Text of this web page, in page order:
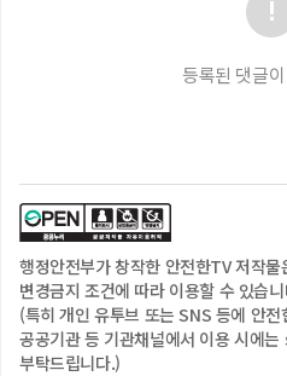
⑤위험할 땐 큰소리로 주변에 도
위험은 예방할 수 있는 법!
▶ 안전한TV 홈페이지 https://
▶ 안전한TV 인스타그램
https://
▶ 안전한TV 카카오TV
http://tv.kakao.com/
▶ 안전한TV 네이버TV
등록된 댓글
행정안전부가 창작한 안전한TV 저작
변경금지 조건에 따라 이용할 수 있습
(특히 개인 유투브 또는 SNS 등에 안
공공기관 등 기관채널에서 이용 시에
부탁드립니다.)